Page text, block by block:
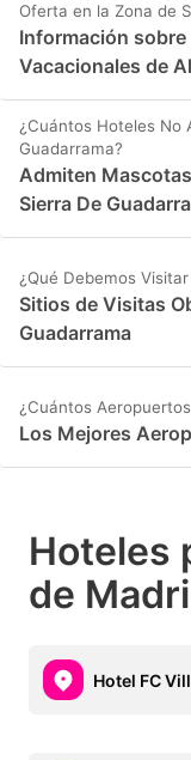
Oferta en la Zona de
Información
Vacacionales de
¿Cuántos Hoteles No
Guadarrama?
Admiten
Sierra De
¿Qué Debemos
Sitios de Visitas
Guadarrama
¿Cuántos
Los Mejores
Hoteles
de
Hotel FC